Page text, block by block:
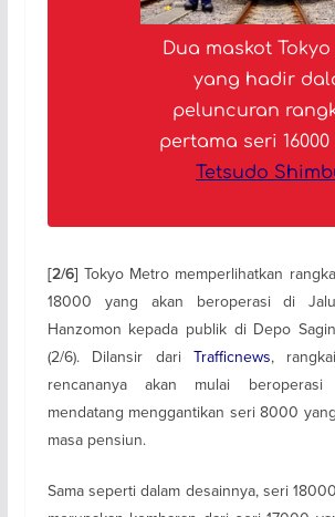
Dua maskot
yang hadir
peluncuran
pertama seri 16000
Tetsudo
[2/6] Tokyo Metro memperlihatkan
18000 yang akan beroperasi di
Hanzomon kepada publik di Depo
(2/6). Dilansir dari Trafficnews,
rencananya akan mulai
mendatang menggantikan seri 8000
masa pensiun.
Sama seperti dalam desainnya, seri